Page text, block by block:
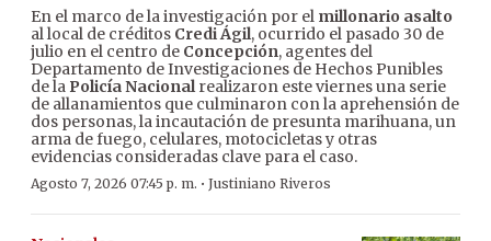
En el marco de la investigación por el millonario asalto
al local de créditos Credi Ágil, ocurrido el pasado 30 de
julio en el centro de Concepción, agentes del
Departamento de Investigaciones de Hechos Punibles
de la Policía Nacionalrealizaron este viernes una serie
de allanamientos que culminaron con la aprehensión de
dos personas, la incautación de presunta marihuana, un
arma de fuego, celulares, motocicletas y otras
evidencias consideradas clave para el caso.
Agosto 7, 2026 07:45 p. m. · Justiniano Riveros